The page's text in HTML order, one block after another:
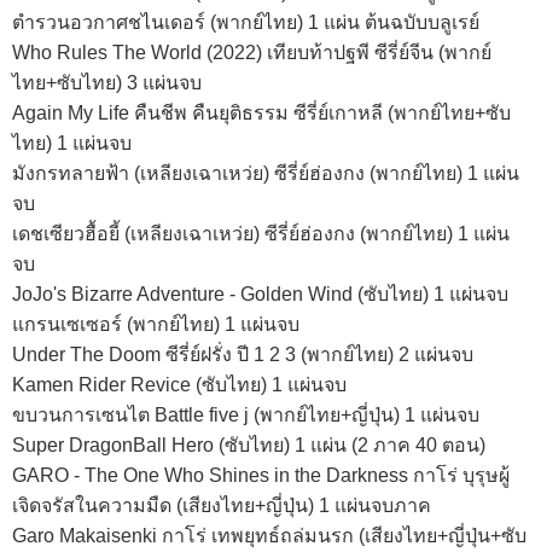
ตำรวนอวกาศชไนเดอร์ (พากย์ไทย) 1 แผ่น ต้นฉบับบลูเรย์
Who Rules The World (2022) เทียบท้าปฐพี ซีรี่ย์จีน (พากย์
ไทย+ซับไทย) 3 แผ่นจบ
Again My Life คืนชีพ คืนยุติธรรม ซีรี่ย์เกาหลี (พากย์ไทย+ซับ
ไทย) 1 แผ่นจบ
มังกรทลายฟ้า (เหลียงเฉาเหว่ย) ซีรี่ย์ฮ่องกง (พากย์ไทย) 1 แผ่น
จบ
เดชเซียวฮื้อยี้ (เหลียงเฉาเหว่ย) ซีรี่ย์ฮ่องกง (พากย์ไทย) 1 แผ่น
จบ
JoJo's Bizarre Adventure - Golden Wind (ซับไทย) 1 แผ่นจบ
แกรนเซเซอร์ (พากย์ไทย) 1 แผ่นจบ
Under The Doom ซีรี่ย์ฝรั่ง ปี 1 2 3 (พากย์ไทย) 2 แผ่นจบ
Kamen Rider Revice (ซับไทย) 1 แผ่นจบ
ขบวนการเซนไต Battle five j (พากย์ไทย+ญี่ปุ่น) 1 แผ่นจบ
Super DragonBall Hero (ซับไทย) 1 แผ่น (2 ภาค 40 ตอน)
GARO - The One Who Shines in the Darkness กาโร่ บุรุษผู้
เจิดจรัสในความมืด (เสียงไทย+ญี่ปุ่น) 1 แผ่นจบภาค
Garo Makaisenki กาโร่ เทพยุทธ์ถล่มนรก (เสียงไทย+ญี่ปุ่น+ซับ